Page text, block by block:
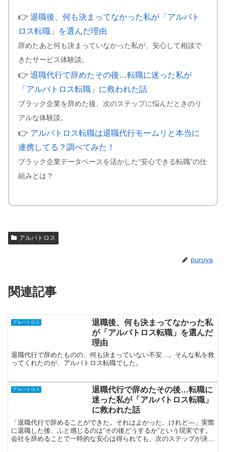
👉退職後、何も決まってなかった私が「アルバト
ロス転職」を選んだ理由
辞めたあと何も決まっていなかった私が、安心して相談で
きたサービス体験談。
👉退職代行で辞めたその後…転職に迷った私が
「アルバトロス転職」に救われた話
ブラック企業を辞めた後、次のステップに悩んだときのリ
アルな体験談。
👉 アルバトロス転職は退職代行モームリと本当に
連携してる？調べてみた！
ブラック企業データベースを活かした“安心できる転職”の仕
組みとは？
アルバトロス
puruya
関連記事
アルバトロス
退職後、何も決まってなかった私
が「アルバトロス転職」を選んだ
理由
退職代行で辞めたものの、何も決まっていない不安…。そんな私を救
ってくれたのが、アルバトロス転職でした。
アルバトロス
退職代行で辞めたその後…転職に
迷った私が「アルバトロス転職」
に救われた話
「退職代行で辞めることができた。それはよかった。けれど―」実際
に退職した後、ふと感じるのは“その後どうするか”という現実です。
会社を辞めることで一時的な安心は得られても、次のステップが決ま